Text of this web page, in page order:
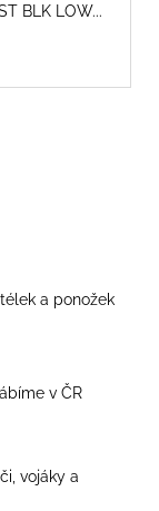
BLK LOW...
a ponožek
v ČR
vojáky a